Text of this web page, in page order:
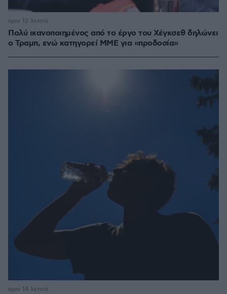
Πολύ ικανοποιημένος από το έργο του Χέγκσεθ δηλώνει
ο Τραμπ, ενώ κατηγορεί ΜΜΕ για «προδοσία»
πριν 12 λεπτά
πριν 14 λεπτά